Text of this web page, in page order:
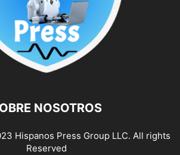
NOSOTROS
Hispanos Press Group LLC. All rights
Reserved